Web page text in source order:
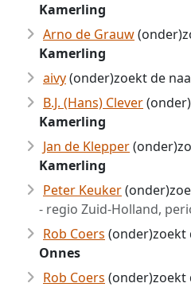
Kamerling
Arno de Grauw
Kamerling
aivy(onder)zoekt de
B.J. (Hans) Clever
Kamerling
Jan de Klepper
Kamerling
Peter Keuker
- regio Zuid-Holland,
Rob Coers (onder)zoekt
Onnes
Rob Coers (onder)zoekt